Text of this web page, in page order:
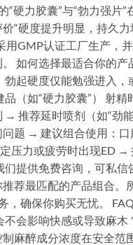
“硬力胶囊”与“勃力强片”
“硬度提升明显，持久力
用GMP认证工厂生产，
如何选择最适合你的产
勃起硬度仅能勉强进入，
（如“硬力胶囊”） 射精
推荐延时喷剂（如“劲能
题 → 建议组合使用：口
压力或疲劳时出现ED →
们提供免费咨询，可私信
荐最匹配的产品组合。
，确保你购买无忧。
不会影响快感或导致麻木
麻醉成分浓度在安全范